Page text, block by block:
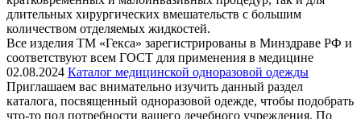
длительных хирургических вмешательств с большим
количеством отделяемых жидкостей.
Все изделия ТМ «Гекса» зарегистрированы в Минздраве РФ и
соответствуют всем ГОСТ для применения в медицине
02.08.2024 Каталог медицинской одноразовой одежды
Приглашаем вас внимательно изучить данный раздел
каталога, посвященный одноразовой одежде, чтобы подобрать
что-то под потребности вашего лечебного учреждения. По